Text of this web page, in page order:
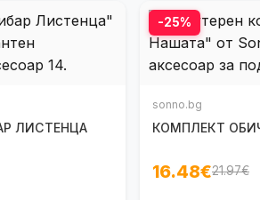
ЛИСТЕНЦА
-25%
sonno.bg
КОМПЛЕКТ
16.48€21.97€